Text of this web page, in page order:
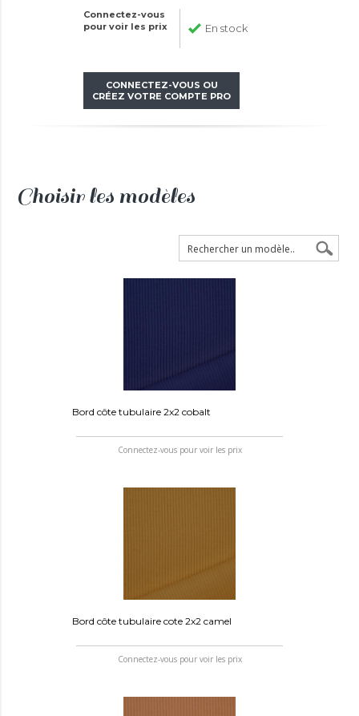
Connectez-vous
pour voir les prix
En stock
CONNECTEZ-VOUS OU
CRÉEZ VOTRE COMPTE PRO
Choisir les modèles
Bord côte tubulaire 2x2 cobalt
Connectez-vous pour voir les prix
Bord côte tubulaire cote 2x2 camel
Connectez-vous pour voir les prix